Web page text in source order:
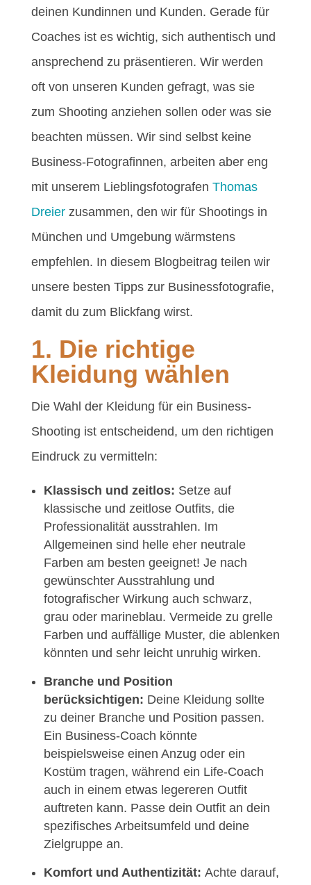
deinen Kundinnen und Kunden. Gerade für
Coaches ist es wichtig, sich authentisch und
ansprechend zu präsentieren. Wir werden
oft von unseren Kunden gefragt, was sie
zum Shooting anziehen sollen oder was sie
beachten müssen. Wir sind selbst keine
Business-Fotografinnen, arbeiten aber eng
mit unserem Lieblingsfotografen Thomas
Dreierzusammen, den wir für Shootings in
München und Umgebung wärmstens
empfehlen. In diesem Blogbeitrag teilen wir
unsere besten Tipps zur Businessfotografie,
damit du zum Blickfang wirst.
1. Die richtige
Kleidung wählen
Die Wahl der Kleidung für ein Business-
Shooting ist entscheidend, um den richtigen
Eindruck zu vermitteln:
Klassisch und zeitlos: Setze auf
klassische und zeitlose Outfits, die
Professionalität ausstrahlen. Im
Allgemeinen sind helle eher neutrale
Farben am besten geeignet! Je nach
gewünschter Ausstrahlung und
fotografischer Wirkung auch schwarz,
grau oder marineblau. Vermeide zu grelle
Farben und auffällige Muster, die ablenken
könnten und sehr leicht unruhig wirken.
Branche und Position
berücksichtigen: Deine Kleidung sollte
zu deiner Branche und Position passen.
Ein Business-Coach könnte
beispielsweise einen Anzug oder ein
Kostüm tragen, während ein Life-Coach
auch in einem etwas legereren Outfit
auftreten kann. Passe dein Outfit an dein
spezifisches Arbeitsumfeld und deine
Zielgruppe an.
Komfort und Authentizität: Achte darauf,